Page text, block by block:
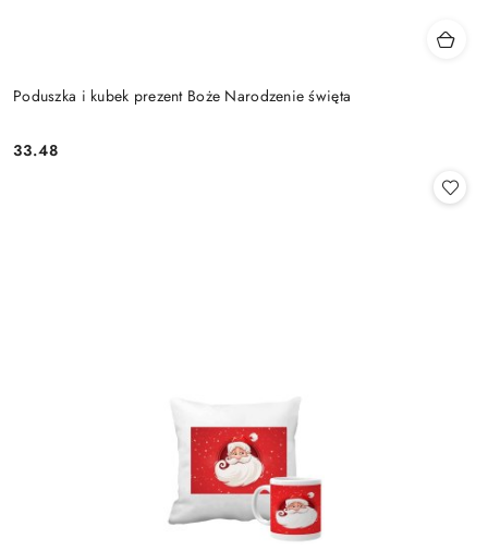
Poduszka i kubek prezent Boże Narodzenie święta
Cena:
33.48